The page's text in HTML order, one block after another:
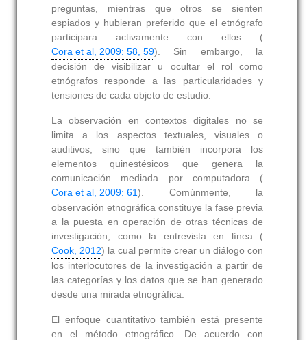
preguntas, mientras que otros se sienten
espiados y hubieran preferido que el etnógrafo
participara activamente con ellos (
Cora et al, 2009: 58, 59). Sin embargo, la
decisión de visibilizar u ocultar el rol como
etnógrafos responde a las particularidades y
tensiones de cada objeto de estudio.
La observación en contextos digitales no se
limita a los aspectos textuales, visuales o
auditivos, sino que también incorpora los
elementos quinestésicos que genera la
comunicación mediada por computadora (
Cora et al, 2009: 61). Comúnmente, la
observación etnográfica constituye la fase previa
a la puesta en operación de otras técnicas de
investigación, como la entrevista en línea (
Cook, 2012) la cual permite crear un diálogo con
los interlocutores de la investigación a partir de
las categorías y los datos que se han generado
desde una mirada etnográfica.
El enfoque cuantitativo también está presente
en el método etnográfico. De acuerdo con